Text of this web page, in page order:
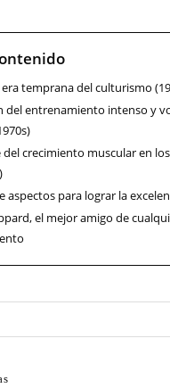
temprana del culturismo
del entrenamiento intenso y
del crecimiento muscular en
aspectos para lograr la
el mejor amigo de